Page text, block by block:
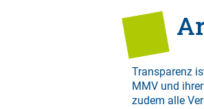
Transparenz
MMV und
zudem alle